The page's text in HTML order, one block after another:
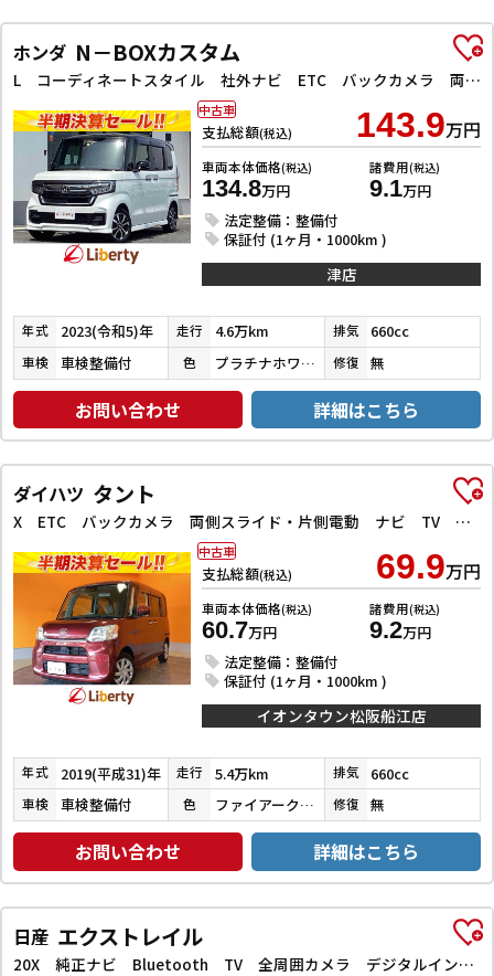
ホンダ N－BOXカスタム
L コーディネートスタイル 社外ナビ ETC バックカメラ 両側電動スライドドア クリアランスソナー アダプティブクルーズコントロール レーンアシスト 衝突被害軽減システム スマートキー アイドリングストップ 電動格納ミラー
支払総額(税込) 143.9万円
車両本体価格(税込)
134.8万円
諸費用(税込)
9.1万円
法定整備：整備付
保証付 (1ヶ月・1000km )
中古車
津店
年式 2023(令和5)年 走行 4.6万km 排気 660cc
車検 車検整備付 色 プラチナホワイトパール／ブラック 修復 無
お問い合わせ 詳細はこちら
ダイハツ タント
X ETC バックカメラ 両側スライド・片側電動 ナビ TV クリアランスソナー 衝突被害軽減システム オートマチックハイビーム オートライト スマートキー アイドリングストップ
支払総額(税込) 69.9万円
車両本体価格(税込)
60.7万円
諸費用(税込)
9.2万円
法定整備：整備付
保証付 (1ヶ月・1000km )
中古車
イオンタウン松阪船江店
年式 2019(平成31)年 走行 5.4万km 排気 660cc
車検 車検整備付 色 ファイアークォーツレッドメタリック 修復 無
お問い合わせ 詳細はこちら
日産 エクストレイル
20X 純正ナビ Bluetooth TV 全周囲カメラ デジタルインナーミラー クリアランスソナー 衝突被害軽減システム 電動リアゲート アルミホイール スマートキー アイドリングストップ 電動格納ミラー